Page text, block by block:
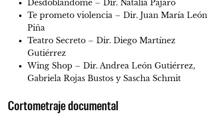
Desdoblándome – Dir. Natalia Pájaro
Te prometo violencia – Dir. Juan María León
Piña
Teatro Secreto – Dir. Diego Martínez
Gutiérrez
Wing Shop – Dir. Andrea León Gutiérrez,
Gabriela Rojas Bustos y Sascha Schmit
Cortometraje documental